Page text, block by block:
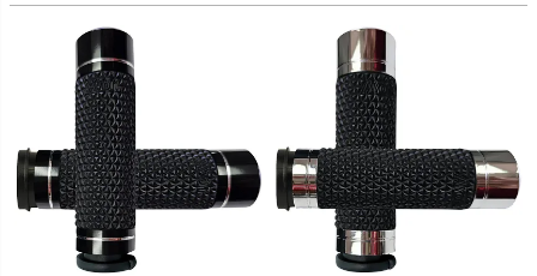
2024 FLHTK、FLTRK、FLHRXS
2008～2023 ツーリング
※2018以降 FLTRXSEは不可
Harley Davidson（ハーレー ダビッド
2014～2024 トライク
2024 FLHTK、FLTRK、FLHRXS
2008～2023 ツーリング
※2018以降 FLTRXSEは不可
Harley Davidson（ハーレー ダビッド
2014～2024 トライク